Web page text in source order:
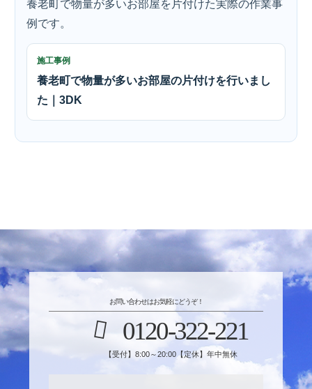
養老町で物量が多いお部屋を片付けた実際の作業事
例です。
施工事例
養老町で物量が多いお部屋の片付けを行いまし
た｜3DK
お問い合わせはお気軽にどうぞ！
0120-322-221
【受付】8:00～20:00【定休】年中無休